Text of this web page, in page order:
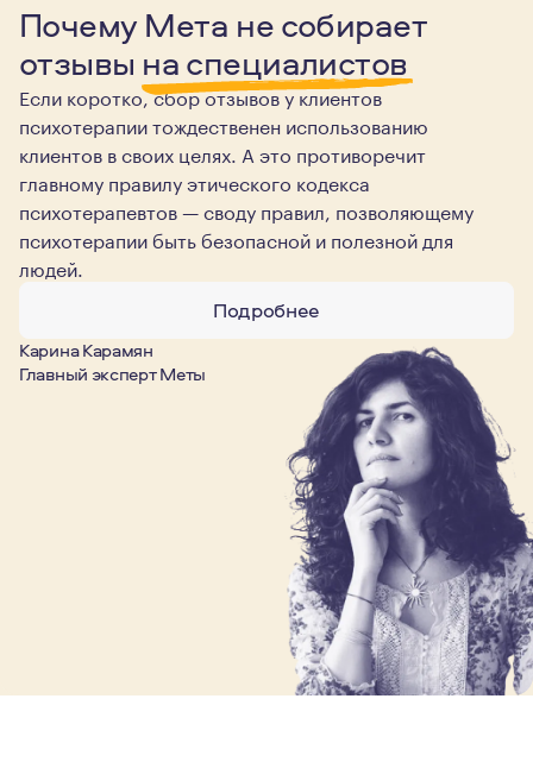
Почему Мета не собирает
отзывы на специалистов
Если коротко, сбор отзывов у клиентов
психотерапии тождественен использованию
клиентов в своих целях. А это противоречит
главному правилу этического кодекса
психотерапевтов — своду правил, позволяющему
психотерапии быть безопасной и полезной для
людей.
Подробнее
Карина Карамян
Главный эксперт Меты